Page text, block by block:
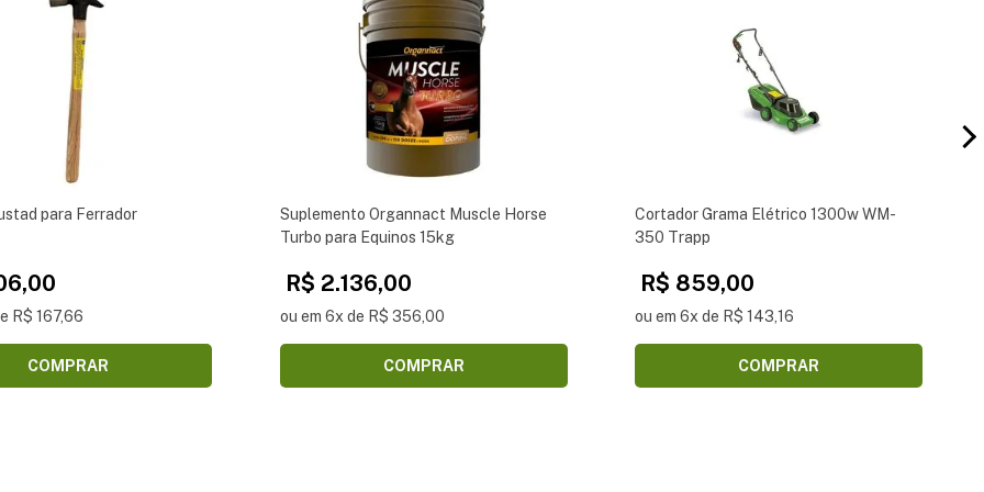
para Ferrador
R$ 167,66
COMPRAR
Suplemento Organnact Muscle Horse
Turbo para Equinos 15kg
R$ 2.136,00
ou em 6x de R$ 356,00
COMPRAR
Cortador Grama Elétrico 1300w WM-
350 Trapp
R$ 859,00
ou em 6x de R$ 143,16
COMPRAR